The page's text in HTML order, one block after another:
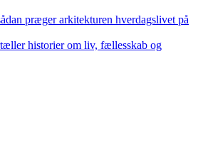
præger arkitekturen hverdagslivet på
historier om liv, fællesskab og